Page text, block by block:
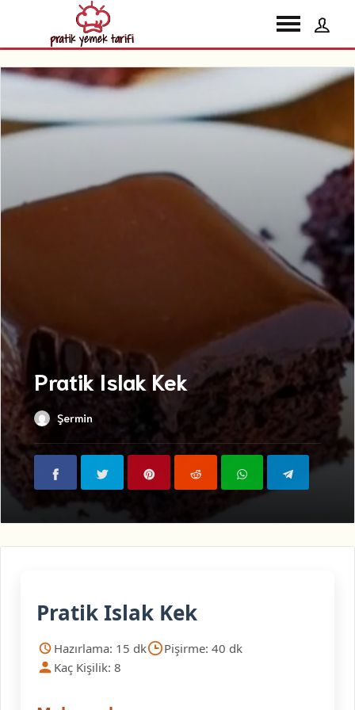
Pratik Islak Kek
Şermin
Pratik Islak Kek
Hazırlama: 15 dk
Pişirme: 40 dk
Kaç Kişilik: 8